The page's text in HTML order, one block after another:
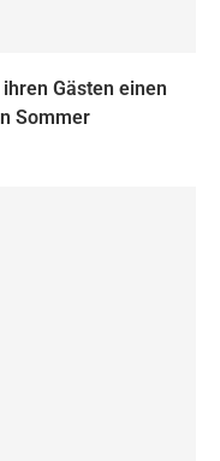
Gästen einen
Sommer